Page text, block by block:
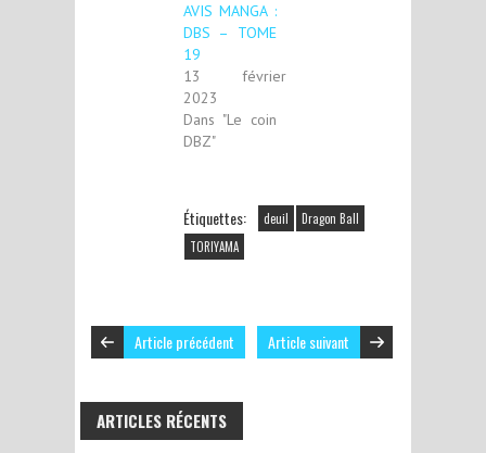
AVIS MANGA :
DBS – TOME
19
13 février
2023
Dans "Le coin
DBZ"
Étiquettes: deuil
Dragon Ball
TORIYAMA
Article précédent Article suivant
ARTICLES RÉCENTS